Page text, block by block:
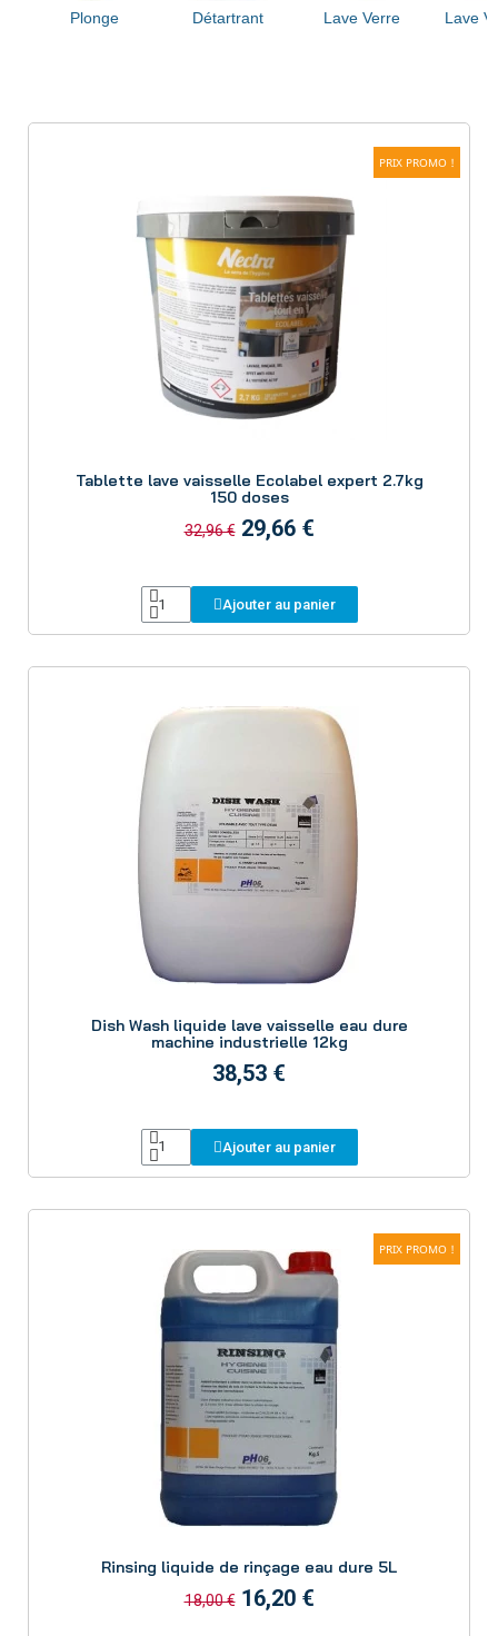
Plonge Détartrant Lave Verre Lave
PRIX PROMO !
Tablette lave vaisselle Ecolabel expert 2.7kg
150 doses
32,96 € 29,66 €
Ajouter au panier
Dish Wash liquide lave vaisselle eau dure
machine industrielle 12kg
38,53 €
Ajouter au panier
PRIX PROMO !
Rinsing liquide de rinçage eau dure 5L
18,00 € 16,20 €